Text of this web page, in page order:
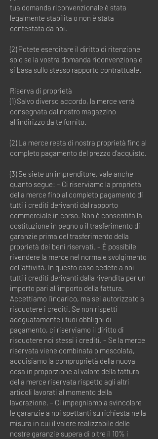
tua domanda riconvenzionale è stata
legalmente stabilita o non è stata
contestata da noi.
(2) Potete esercitare il diritto di ritenzione
solo se la vostra domanda riconvenzionale
si basa sullo stesso rapporto contrattuale.
Riserva di proprietà
(1) Salvo diverso accordo, la merce verrà
consegnata dal nostro magazzino
all'indirizzo da te fornito.
(2) La merce resta di nostra proprietà fino al
completo pagamento del prezzo d'acquisto.
(3) Se siete un imprenditore, vale anche
quanto segue: – Ci riserviamo la proprietà
della merce fino al completo pagamento di
tutti i crediti derivanti dal rapporto
commerciale in corso. Non è consentita la
costituzione in pegno o il trasferimento di
garanzie prima del trasferimento della
proprietà dei beni riservati. – È possibile
rivendere la merce nel normale svolgimento
dell'attività. In questo caso cedete a noi
tutti i crediti derivanti dalla rivendita per un
importo pari all'importo della fattura.
Accettiamo l'incarico, ma sei autorizzato a
riscuotere i crediti. Se non rispetti
adeguatamente i tuoi obblighi di
pagamento, ci riserviamo il diritto di
riscuotere noi stessi i crediti. – Se la merce
riservata viene combinata o mescolata,
acquisiamo la comproprietà della nuova
cosa in proporzione al valore della fattura
della merce riservata rispetto agli altri
articoli lavorati al momento della
lavorazione. – Ci impegniamo a svincolare
le garanzie a noi spettanti su richiesta nella
misura in cui il valore realizzabile delle
nostre garanzie supera di oltre il 10% i